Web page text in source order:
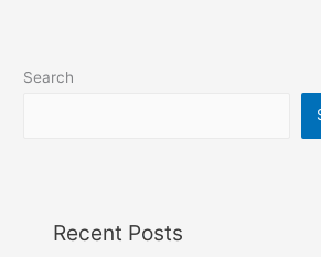
Search
Recent Posts